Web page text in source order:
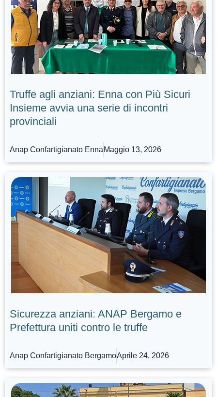
Truffe agli anziani: Enna con Più Sicuri
Insieme avvia una serie di incontri
provinciali
Anap Confartigianato Enna Maggio 13, 2026
Sicurezza anziani: ANAP Bergamo e
Prefettura uniti contro le truffe
Anap Confartigianato BergamoAprile 24, 2026